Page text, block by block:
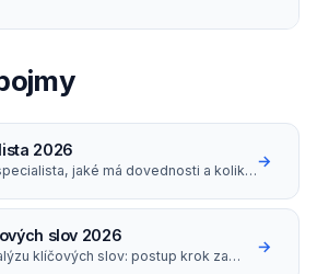
2026
jaké má dovednosti a kolik
→
slov 2026
klíčových slov: postup krok za
→